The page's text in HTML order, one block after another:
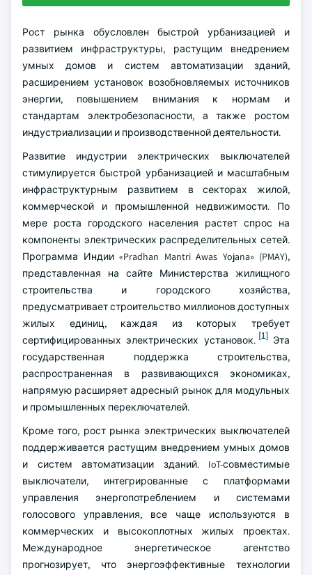
Рост рынка обусловлен быстрой урбанизацией и
развитием инфраструктуры, растущим внедрением
умных домов и систем автоматизации зданий,
расширением установок возобновляемых источников
энергии, повышением внимания к нормам и
стандартам электробезопасности, а также ростом
индустриализации и производственной деятельности.
Развитие индустрии электрических выключателей
стимулируется быстрой урбанизацией и масштабным
инфраструктурным развитием в секторах жилой,
коммерческой и промышленной недвижимости. По
мере роста городского населения растет спрос на
компоненты электрических распределительных сетей.
Программа Индии «Pradhan Mantri Awas Yojana» (PMAY),
представленная на сайте Министерства жилищного
строительства и городского хозяйства,
предусматривает строительство миллионов доступных
жилых единиц, каждая из которых требует
сертифицированных электрических установок. [1]Эта
государственная поддержка строительства,
распространенная в развивающихся экономиках,
напрямую расширяет адресный рынок для модульных
и промышленных переключателей.
Кроме того, рост рынка электрических выключателей
поддерживается растущим внедрением умных домов
и систем автоматизации зданий. IoT-совместимые
выключатели, интегрированные с платформами
управления энергопотреблением и системами
голосового управления, все чаще используются в
коммерческих и высокоплотных жилых проектах.
Международное энергетическое агентство
прогнозирует, что энергоэффективные технологии